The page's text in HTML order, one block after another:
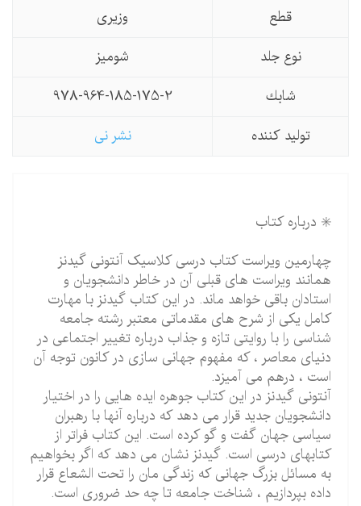
قطع
وزیری
نوع جلد
شومیز
شابك
978-964-185-175-2
تولید كننده
نشر نی
✳️ درباره کتاب
چهارمین ویراست کتاب درسی کلاسیک آنتونی گیدنز
همانند ویراست های قبلی آن در خاطر دانشجویان و
استادان باقی خواهد ماند. در این کتاب گیدنز با مهارت
کامل یکی از شرح های مقدماتی معتبر رشته جامعه
شناسی را با روایتی تازه و جذاب درباره تغییر اجتماعی در
دنیای معاصر ، که مفهوم جهانی سازی در کانون توجه آن
است ، درهم می آمیزد.
آنتونی گیدنز در این کتاب جوهره ایده هایی را در اختیار
دانشجویان جدید قرار می دهد که درباره آنها با رهبران
سیاسی جهان گفت و گو کرده است. این کتاب فراتر از
کتابهای درسی است. گیدنز نشان می دهد که اگر بخواهیم
به مسائل بزرگ جهانی که زندگی مان را تحت الشعاع قرار
داده بپردازیم ، شناخت جامعه تا چه حد ضروری است.